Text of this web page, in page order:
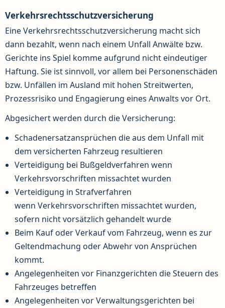
Verkehrsrechtsschutzversicherung
Eine Verkehrsrechtsschutzversicherung macht sich
dann bezahlt, wenn nach einem Unfall Anwälte bzw.
Gerichte ins Spiel komme aufgrund nicht eindeutiger
Haftung. Sie ist sinnvoll, vor allem bei Personenschäden
bzw. Unfällen im Ausland mit hohen Streitwerten,
Prozessrisiko und Engagierung eines Anwalts vor Ort.
Abgesichert werden durch die Versicherung:
Schadenersatzansprüchen die aus dem Unfall mit
dem versicherten Fahrzeug resultieren
Verteidigung bei Bußgeldverfahren wenn
Verkehrsvorschriften missachtet wurden
Verteidigung in Strafverfahren
wenn Verkehrsvorschriften missachtet wurden,
sofern nicht vorsätzlich gehandelt wurde
Beim Kauf oder Verkauf vom Fahrzeug, wenn es zur
Geltendmachung oder Abwehr von Ansprüchen
kommt.
Angelegenheiten vor Finanzgerichten die Steuern des
Fahrzeuges betreffen
Angelegenheiten vor Verwaltungsgerichten bei